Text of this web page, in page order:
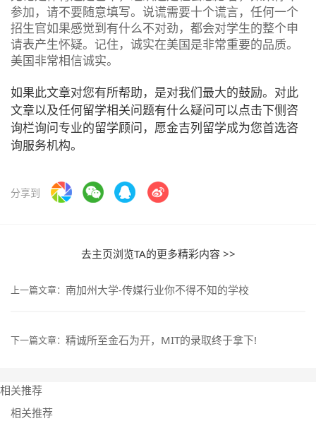
参加，请不要随意填写。说谎需要十个谎言，任何一个
招生官如果感觉到有什么不对劲，都会对学生的整个申
请表产生怀疑。记住，诚实在美国是非常重要的品质。
美国非常相信诚实。
如果此文章对您有所帮助，是对我们最大的鼓励。对此
文章以及任何留学相关问题有什么疑问可以点击下侧咨
询栏询问专业的留学顾问，愿金吉列留学成为您首选咨
询服务机构。
分享到
去主页浏览TA的更多精彩内容 >>
上一篇文章： 南加州大学-传媒行业你不得不知的学校
下一篇文章： 精诚所至金石为开，MIT的录取终于拿下!
相关推荐
相关推荐